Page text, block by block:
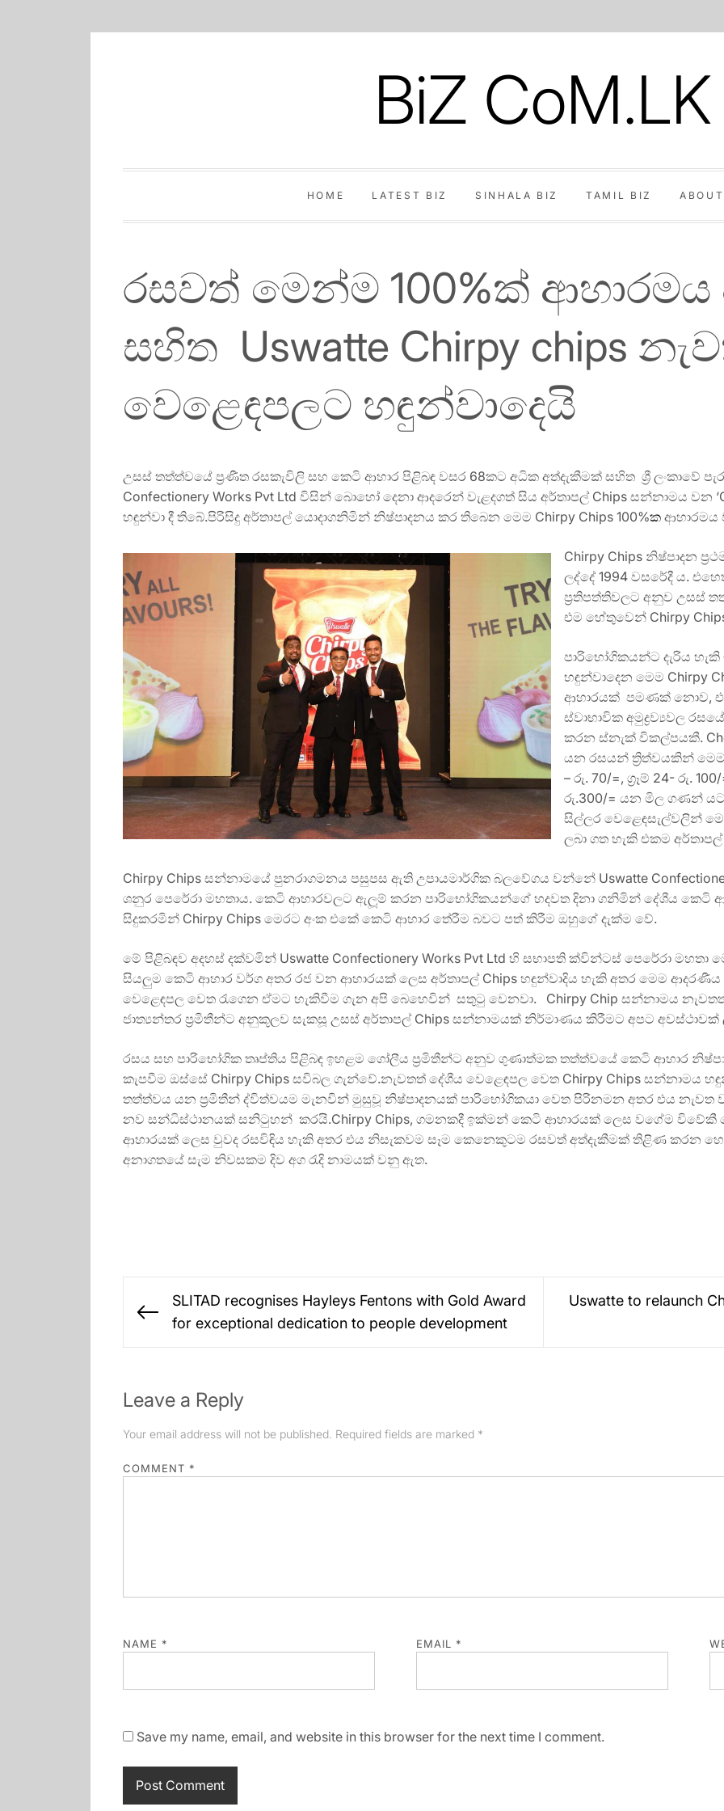
BiZ CoM.LK
HOME LATEST BIZ SINHALA BIZ TAMIL BIZ
රසවත් මෙන්ම 100%ක්
සහිත Uswatte Chirpy chips
වෙළෙඳපලට හඳුන්වාදෙයි
උසස් තත්ත්වයේ ප්‍රණීත රසකැවිලි සහ කෙටි ආහාර පිළිබඳ වසර 68කට අධික අත්දැකීමක් සහිත ශ්‍රී ලංකාවේ
Confectionery Works Pvt Ltd විසින් බොහෝ දෙනා ආදරෙන් වැළදගත් සිය අර්තාපල් Chips සන්නාමය වන
හඳුන්වා දී තිබේ.පිරිසිදු අර්තාපල් යොදාගනිමින් නිෂ්පාදනය කර තිබෙන මෙම Chirpy Chips 100%ක ආහාරමය
Chirpy Chips නිෂ්පාදන
ලද්දේ 1994 වසරේදී ය.
ප්‍රතිපත්තිවලට අනුව උසස්
එම හේතුවෙන් Chirpy
පාරිභෝගිකයන්ට දැරිය
හඳුන්වාදෙන මෙම
ආහාරයක් පමණක් නොව,
ස්වාභාවික අමුද්‍රව්‍යවල
කරන ස්නැක් විකල්පයකී.
යන රසයන් ත්‍රිත්වයකින් මෙම
– රු. 70/=, ග්‍රෑම් 24- රු.
රු.300/= යන මිල ගණන්
සිල්ලර වෙළෙඳසැල්වලින්
ලබා ගත හැකි එකම
Chirpy Chips සන්නාමයේ පුනරාගමනය පසුපස ඇති උපායමාර්ගික බලවේගය වන්නේ Uswatte
ශනුර පෙරේරා මහතාය. කෙටි ආහාරවලට ඇලූම් කරන පාරිභෝගිකයන්ගේ හදවත දිනා ගනිමින් දේශීය කෙටි
සිදුකරමින් Chirpy Chips මෙරට අංක එකේ කෙටි ආහාර තේරීම බවට පත් කිරීම ඔහුගේ දැක්ම වේ.
මේ පිළිබඳව අදහස් දක්වමින් Uswatte Confectionery Works Pvt Ltd හි සභාපති ක්වින්ටස් පෙරේරා
සියලුම කෙටි ආහාර වර්ග අතර රජ වන ආහාරයක් ලෙස අර්තාපල් Chips හඳුන්වාදිය හැකි අතර මෙම
වෙළෙඳපල වෙත රැගෙන ඒමට හැකිවීම ගැන අපි බෙහෙවින් සතුටු වෙනවා. Chirpy Chip සන්නාමය
ජාත්‍යන්තර ප්‍රමිතීන්ට අනුකූලව සැකසූ උසස් අර්තාපල් Chips සන්නාමයක් නිර්මාණය කිරීමට අපට අවස්ථාවක්
රසය සහ පාරිභෝගික තෘප්තිය පිළිබඳ ඉහළම ගෝලීය ප්‍රමිතීන්ට අනුව ගුණාත්මක තත්ත්වයේ කෙටි ආහාර
කැපවීම ඔස්සේ Chirpy Chips සවිබල ගැන්වේ.නැවතත් දේශීය වෙළෙඳපල වෙත Chirpy Chips සන්නාමය
තත්ත්වය යන ප්‍රමිතීන් ද්විත්වයම මැනවින් මුසුවූ නිෂ්පාදනයක් පාරිභෝගිකයා වෙත පිරිනමන අතර එය නැවත
නව සන්ධිස්ථානයක් සනිටුහන් කරයි.Chirpy Chips, ගමනකදී ඉක්මන් කෙටි ආහාරයක් ලෙස වගේම විවේකී
ආහාරයක් ලෙස වුවද රසවිඳිය හැකි අතර එය නිසැකවම සෑම කෙනෙකුටම රසවත් අත්දැකීමක් තිළිණ කරන
අනාගතයේ සැම නිවසකම දිව අග රැදි නාමයක් වනු ඇත.
navigation
Previous
SLITAD recognises Hayleys Fentons with Gold Award
for exceptional dedication to people development
Uswatte to relaunch
Leave a Reply
Your email address will not be published. Required fields are marked *
COMMENT *
NAME * EMAIL *
Save my name, email, and website in this browser for the next time I comment.